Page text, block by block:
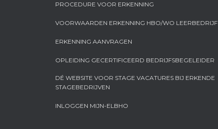
PROCEDURE VOOR ERKENNING
VOORWAARDEN ERKENNING HBO/WO LEERBEDRIJF
ERKENNING AANVRAGEN
OPLEIDING GECERTIFICEERD BEDRIJFSBEGELEIDER
DÉ WEBSITE VOOR STAGE VACATURES BIJ ERKENDE
STAGEBEDRIJVEN
INLOGGEN MIJN-ELBHO